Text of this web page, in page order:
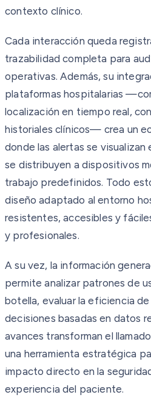
contexto clínico.
Cada interacción queda
trazabilidad completa para
operativas. Además, su
plataformas hospitalarias
localización en tiempo real,
historiales clínicos— crea un
donde las alertas se
se distribuyen a dispositivos
trabajo predefinidos. Todo
diseño adaptado al entorno
resistentes, accesibles y
y profesionales.
A su vez, la información
permite analizar patrones de
botella, evaluar la eficiencia
decisiones basadas en datos
avances transforman el
una herramienta estratégica
impacto directo en la
experiencia del paciente.